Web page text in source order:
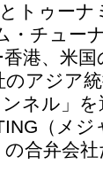
トゥー
・チュー
香港、米
アジア
ネル」
（メ
合弁会社